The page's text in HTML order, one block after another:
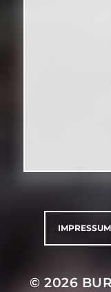
IMPRESSUM
© 2026